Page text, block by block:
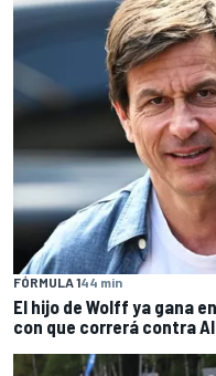
FÓRMULA 144 min
El hijo de Wolff ya gana
con que correrá contra